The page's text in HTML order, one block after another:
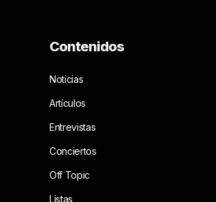
Contenidos
Noticias
Artículos
Entrevistas
Conciertos
Off Topic
Listas